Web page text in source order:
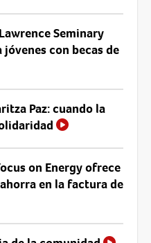
Seminary
con becas de
Paz: cuando la
on Energy ofrece
en la factura de